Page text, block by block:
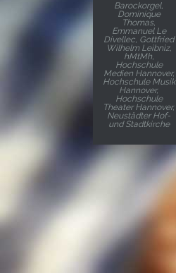
Barockorgel,
Dominique
Thomas,
Emmanuel Le
Divellec, Gottfried
Wilhelm Leibniz,
hMtMh,
Hochschule
Medien Hannover,
Hochschule Musik
Hannover,
Hochschule
Theater Hannover,
Neustädter Hof-
und Stadtkirche